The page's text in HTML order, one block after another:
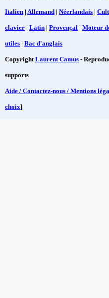
Italien | Allemand | Néerlandais |
clavier | Latin | Provençal | Moteur
utiles | Bac d'anglais
CopyrightLaurent Camus -
supports
Aide / Contactez-nous / Mentions
choix]